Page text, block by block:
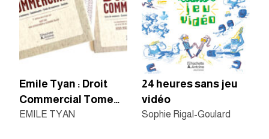
24 heures sans jeu
vidéo
Sophie Rigal-Goulard
Emile Tyan : Droit
Commercial Tome
1+supplement
EMILE TYAN